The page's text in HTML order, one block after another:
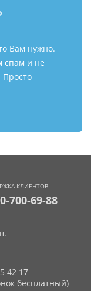
Вам нужно.
спам и не
Просто
КЛИЕНТОВ
700-69-88
42 17
бесплатный)